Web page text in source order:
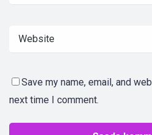
Save my name, email, and
next time I comment.